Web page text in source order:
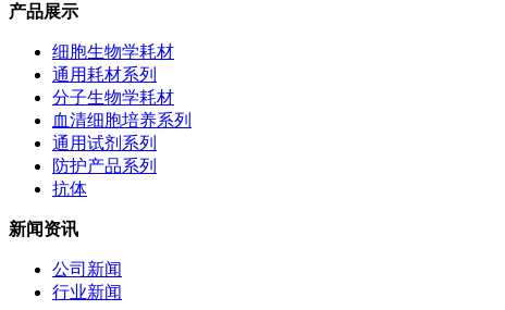
产品展示
细胞生物学耗材
通用耗材系列
分子生物学耗材
血清细胞培养系列
通用试剂系列
防护产品系列
抗体
新闻资讯
公司新闻
行业新闻